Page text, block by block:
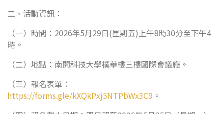
二、活動資訊：
（一）時間：2026年5月29日(星期五)上午8時30分至下午4
時。
（二）地點：南開科技大學樸華樓三樓國際會議廳。
（三）報名表單：
https://forms.gle/kXQkPxj5NTPbWx3C9 。